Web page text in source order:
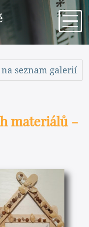
na seznam galerií
materiálů -